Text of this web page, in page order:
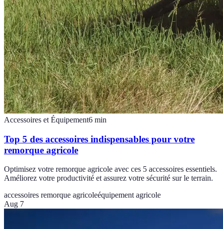
Accessoires et Équipement6 min
Top 5 des accessoires indispensables pour votre
remorque agricole
Optimisez votre remorque agricole avec ces 5 accessoires essentiels.
Améliorez votre productivité et assurez votre sécurité sur le terrain.
accessoires remorque agricoleéquipement agricole
Aug 7